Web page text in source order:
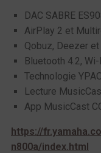
Description
DAC SABRE
AirPlay 2 et
Qobuz, Deezer
Bluetooth 4.2,
Technologie
Lecture
App MusicCast
https://
n800a/index.html